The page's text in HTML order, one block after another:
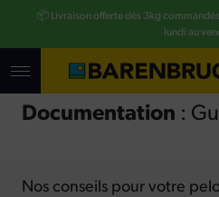
📦 Livraison offerte dès 3kg commandés
lundi au
Documentation :
Nos conseils pour votre